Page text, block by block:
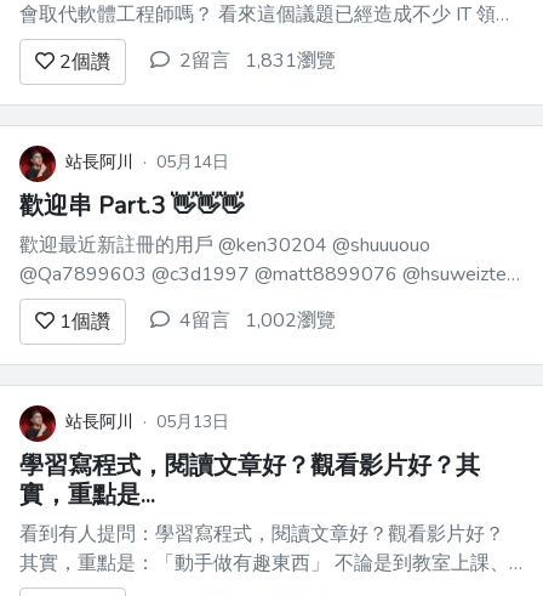
會取代軟體工程師嗎？ 看來這個議題已經造成不少 IT 領域
學生的焦慮，我非常驚訝，讓我簡單談論一下這件事 # 個
人經驗回顧 我在畢業前全心學習 web 前端與後端開發，
2012 年畢業時，正逢智慧型手機快速發展，所有公司都...
2個讚 2留言 1,831瀏覽
站長阿川 · 05月14日
歡迎串 Part.3 👋👋👋
歡迎最近新註冊的用戶 @ken30204 @shuuuouo
@Qa7899603 @c3d1997 @matt8899076 @hsuweizte
@maozi20017 @eric60305 @lehcaR 歡迎在留言處簡單自
介一下～ 可以說一下從哪邊發現這論壇的～最近在學什麼
東西～...
1個讚 4留言 1,002瀏覽
站長阿川 · 05月13日
學習寫程式，閱讀文章好？觀看影片好？其
實，重點是...
看到有人提問：學習寫程式，閱讀文章好？觀看影片好？
其實，重點是：「動手做有趣東西」 不論是到教室上課、